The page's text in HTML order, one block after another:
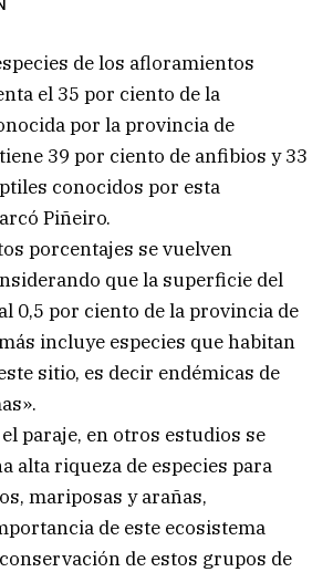
de los afloramientos
el 35 por ciento de la
por la provincia de
39 por ciento de anfibios y 33
conocidos por esta
Piñeiro.
porcentajes se vuelven
que la superficie del
0,5 por ciento de la provincia de
incluye especies que habitan
sitio, es decir endémicas de
paraje, en otros estudios se
alta riqueza de especies para
mariposas y arañas,
de este ecosistema
de estos grupos de